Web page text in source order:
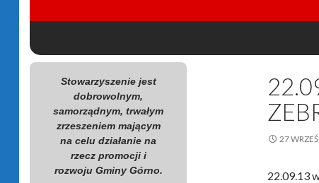
27
22.09.13
Stowarzyszenie jest
dobrowolnym,
samorządnym, trwałym
zrzeszeniem mającym
na celu działanie na
rzecz promocji i
rozwoju Gminy Górno.